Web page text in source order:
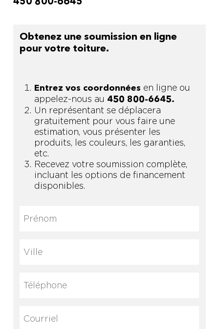
Obtenez une soumission en ligne
pour votre toiture.
Entrez vos coordonnées en ligne ou
appelez-nous au 450 800-6645.
Un représentant se déplacera
gratuitement pour vous faire une
estimation, vous présenter les
produits, les couleurs, les garanties,
etc.
Recevez votre soumission complète,
incluant les options de financement
disponibles.